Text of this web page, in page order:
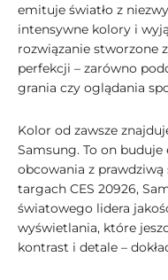
emituje światło z
intensywne kolory i
rozwiązanie stworzone
perfekcji – zarówno
grania czy oglądania
Kolor od zawsze
Samsung. To on
obcowania z
targach CES 20926,
światowego lidera
wyświetlania, które
kontrast i detale –